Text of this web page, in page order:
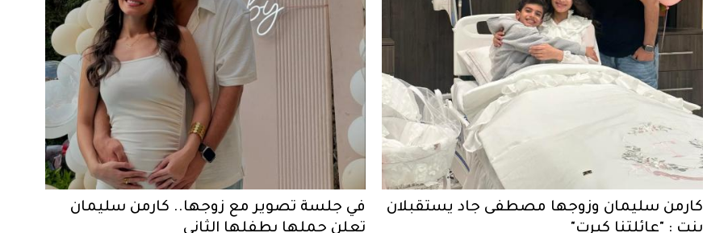
كارمن سليمان وزوجها مصطفى جاد يستقبلان
بنت : "عائلتنا كبرت"
في جلسة تصوير مع زوجها.. كارمن سليمان
تعلن حملها بطفلها الثاني